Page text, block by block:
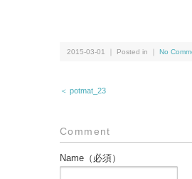
2015-03-01 ｜ Posted in ｜ No
＜ potmat_23
Comment
Name（必須）